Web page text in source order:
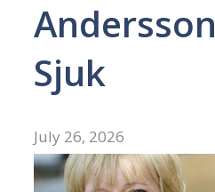
Andersson
Sjuk
July 26, 2026